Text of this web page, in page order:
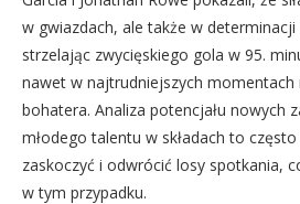
w gwiazdach, ale także w determinacji
strzelając zwycięskiego gola w 95.
nawet w najtrudniejszych momentach
bohatera. Analiza potencjału nowych
młodego talentu w składach to
zaskoczyć i odwrócić losy spotkania,
w tym przypadku.